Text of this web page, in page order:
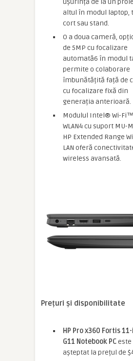
altul în modul laptop,
cort sau stand.
O a doua cameră,
de 5MP cu focalizare
automată6 în modul
permite o colaborare
îmbunătățită față de
cu focalizare fixă din
generația anterioară.
Modulul Intel® Wi-
WLAN4 cu suport MU-
HP Extended Range
LAN oferă
wireless avansată.
Prețuri și disponibilitate
HP Pro x360 Fortis
G11 Notebook PCeste
așteptat la prețul de